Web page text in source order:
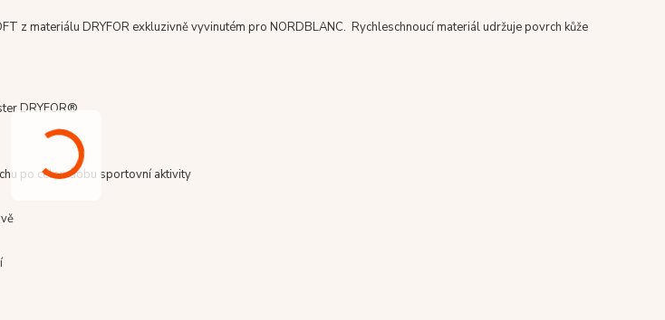
z materiálu DRYFOR exkluzivně vyvinutém pro NORDBLANC. Rychleschnoucí materiál udržuje povrch kůže
DRYFOR®
po celou dobu sportovní aktivity